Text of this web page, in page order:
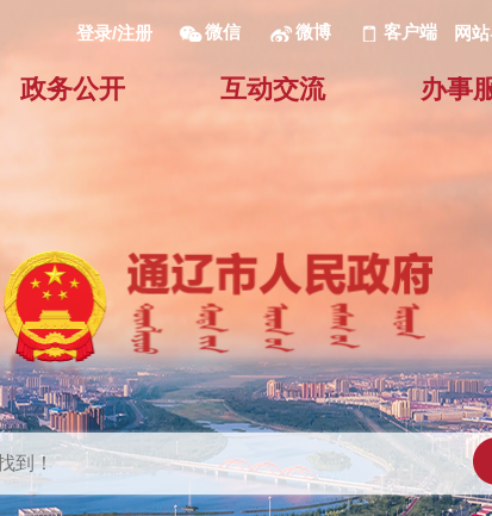
登录/注册 微信 微博 客户端 网
政务公开 互动交流 办事